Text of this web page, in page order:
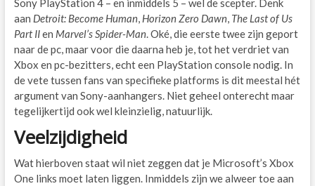
Sony PlayStation 4 – en inmiddels 5 – wel de scepter. Denk
aan Detroit: Become Human, Horizon Zero Dawn, The Last of Us
Part IIen Marvel’s Spider-Man. Oké, die eerste twee zijn geport
naar de pc, maar voor die daarna heb je, tot het verdriet van
Xbox en pc-bezitters, echt een PlayStation console nodig. In
de vete tussen fans van specifieke platforms is dit meestal hét
argument van Sony-aanhangers. Niet geheel onterecht maar
tegelijkertijd ook wel kleinzielig, natuurlijk.
Veelzijdigheid
Wat hierboven staat wil niet zeggen dat je Microsoft’s Xbox
One links moet laten liggen. Inmiddels zijn we alweer toe aan